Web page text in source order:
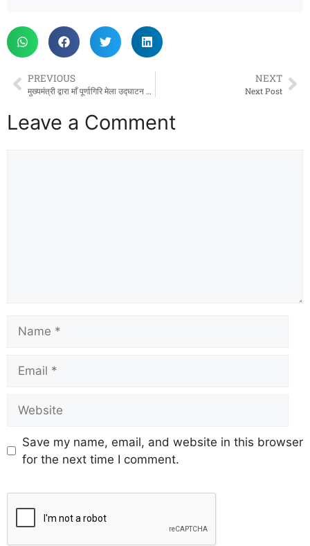
PREVIOUS
मुख्यमंत्री द्वारा माँ पूर्णागिरि मेला उद्घाटन में की गई घोषणा के तहत *जनपद चम्पावत के अंतर्गत लादीगाड़ (श्री पूर्णागिरि) एवं ठुलीगाड़ ,बाबलीगाड़ पम्पिंग पेयजल योजनाओं को राज्य सरकार द्वारा महज 15 दिनों के भीतर वित्तीय एवं प्रशासनिक स्वीकृति प्रदान कर दी गई है*।
NEXT
Next Post
Leave a Comment
Save my name, email, and website in this browser
for the next time I comment.